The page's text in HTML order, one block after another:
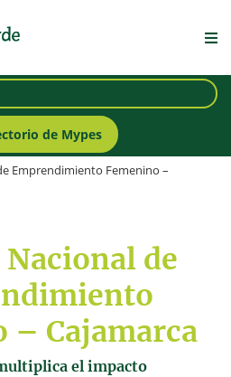
de Mypes
Emprendimiento Femenino –
Nacional de
– Cajamarca
el impacto